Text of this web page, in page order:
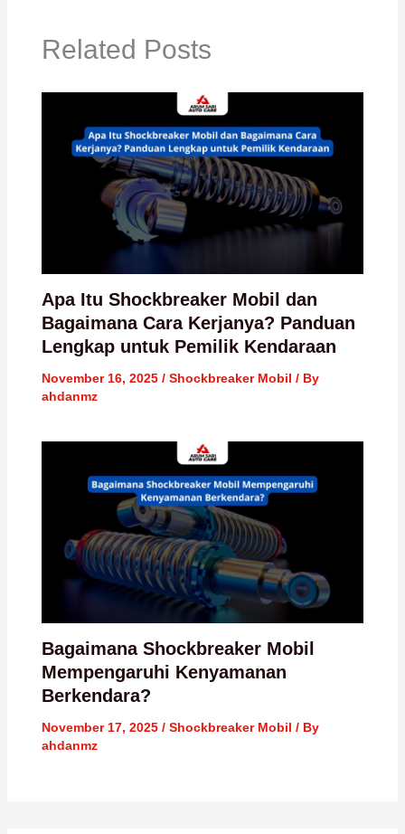
Related Posts
Apa Itu Shockbreaker Mobil dan
Bagaimana Cara Kerjanya? Panduan
Lengkap untuk Pemilik Kendaraan
November 16, 2025 / Shockbreaker Mobil / By
ahdanmz
Bagaimana Shockbreaker Mobil
Mempengaruhi Kenyamanan
Berkendara?
November 17, 2025 / Shockbreaker Mobil / By
ahdanmz